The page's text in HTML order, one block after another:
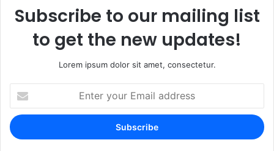
Subscribe to our mailing list
to get the new updates!
Lorem ipsum dolor sit amet, consectetur.